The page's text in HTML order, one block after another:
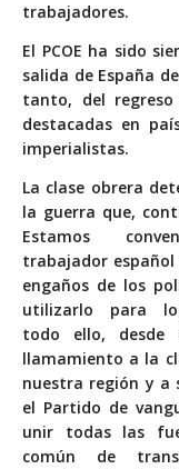
trabajadores.
El PCOE ha sido
salida de España
tanto, del
destacadas en
imperialistas.
La clase obrera
la guerra que,
Estamos
trabajador
engaños de los
utilizarlo para
todo ello, desde
llamamiento a la
nuestra región y a
el Partido de
unir todas las
común de